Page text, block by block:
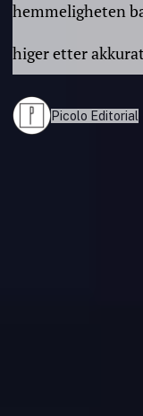
hemmeligheten
higer etter
Picolo Editorial